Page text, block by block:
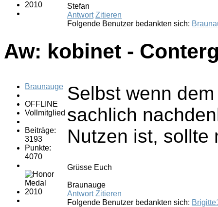
Stefan
Antwort Zitieren
Folgende Benutzer bedankten sich:
Aw: kobinet -
Braunauge
OFFLINE
Vollmitglied
Beiträge:
3193
Punkte:
4070
Selbst wenn
sachlich
Nutzen ist, sollte
Grüsse Euch
Braunauge
Antwort Zitieren
Folgende Benutzer bedankten sich: